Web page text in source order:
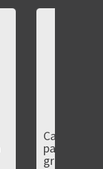
Case
para
grande